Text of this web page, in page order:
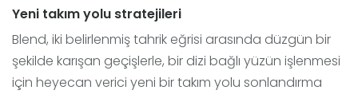
Yeni takım yolu stratejileri
Blend, iki belirlenmiş tahrik eğrisi arasında düzgün bir
şekilde karışan geçişlerle, bir dizi bağlı yüzün işlenmesi
için heyecan verici yeni bir takım yolu sonlandırma